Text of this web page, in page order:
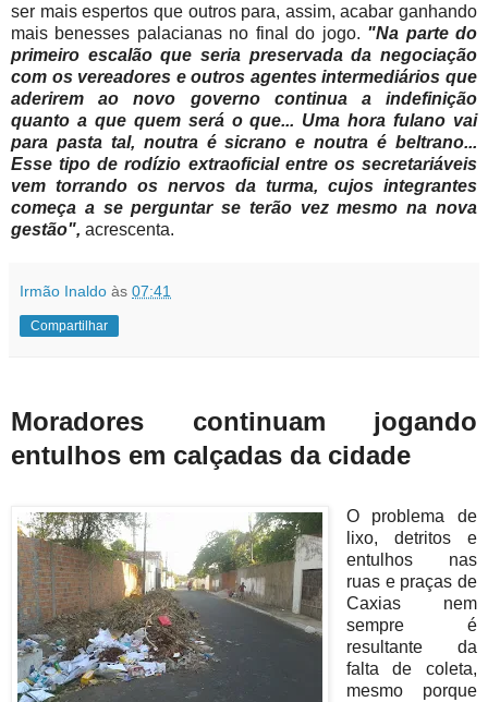
ser mais espertos que outros para, assim, acabar ganhando
mais benesses palacianas no final do jogo. "Na parte do
primeiro escalão que seria preservada da negociação
com os vereadores e outros agentes intermediários que
aderirem ao novo governo continua a indefinição
quanto a que quem será o que... Uma hora fulano vai
para pasta tal, noutra é sicrano e noutra é beltrano...
Esse tipo de rodízio extraoficial entre os secretariáveis
vem torrando os nervos da turma, cujos integrantes
começa a se perguntar se terão vez mesmo na nova
gestão", acrescenta.
Irmão Inaldo às 07:41
Compartilhar
Moradores continuam jogando
entulhos em calçadas da cidade
O problema de
lixo, detritos e
entulhos nas
ruas e praças de
Caxias nem
sempre é
resultante da
falta de coleta,
mesmo porque